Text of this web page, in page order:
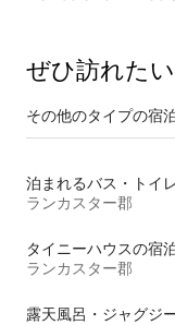
ぜひ訪⁠れ⁠た⁠
その他のタ⁠イ⁠プ⁠の宿⁠
ランカスター郡
タイニーハウスの宿
ランカスター郡